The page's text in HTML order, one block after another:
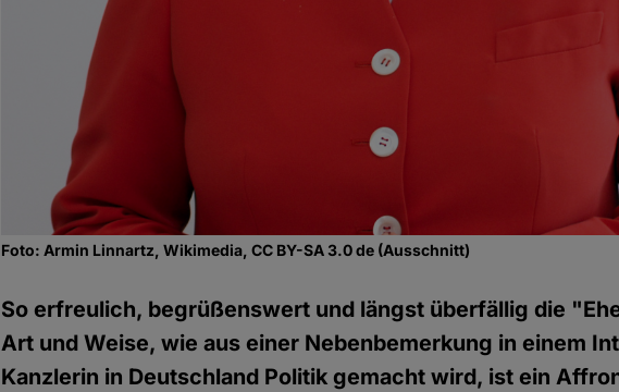
Foto: Armin Linnartz, Wikimedia, CC BY-SA 3.0 de (Ausschnitt)
So erfreulich, begrüßenswert und längst überfällig die
Art und Weise, wie aus einer Nebenbemerkung in einem
Kanzlerin in Deutschland Politik gemacht wird, ist ein